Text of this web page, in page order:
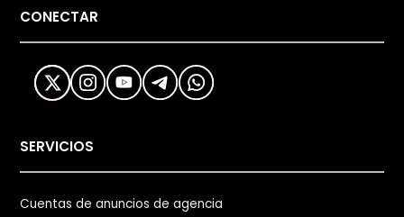
CONECTAR
SERVICIOS
Cuentas de anuncios de agencia